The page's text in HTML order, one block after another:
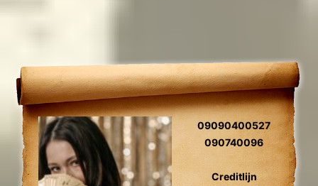
09090400527
090740096
Creditlijn